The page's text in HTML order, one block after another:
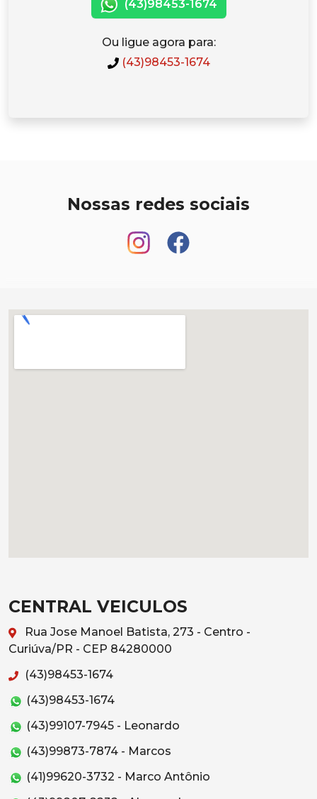
(43)98453-1674
Ou ligue agora para:
(43)98453-1674
Nossas redes sociais
CENTRAL VEICULOS
Rua Jose Manoel Batista, 273 - Centro -
Curiúva/PR - CEP 84280000
(43)98453-1674
(43)98453-1674
(43)99107-7945 - Leonardo
(43)99873-7874 - Marcos
(41)99620-3732 - Marco Antônio